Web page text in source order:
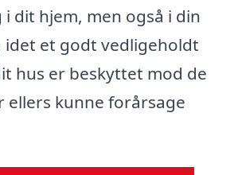
dit hjem, men også i din
idet et godt vedligeholdt
hus er beskyttet mod de
ellers kunne forårsage